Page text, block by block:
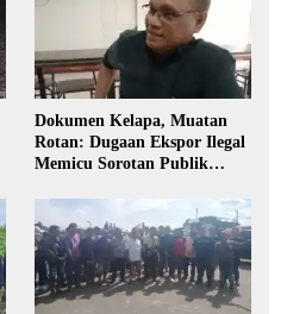
Dokumen Kelapa, Muatan
Rotan: Dugaan Ekspor Ilegal
Memicu Sorotan Publik